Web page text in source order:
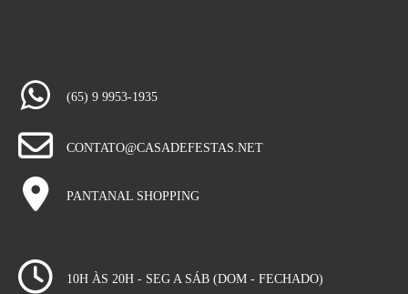
(65) 9 9953-1935
CONTATO@CASADEFESTAS.NET
PANTANAL SHOPPING
10H ÀS 20H - SEG A SÁB (DOM - FECHADO)